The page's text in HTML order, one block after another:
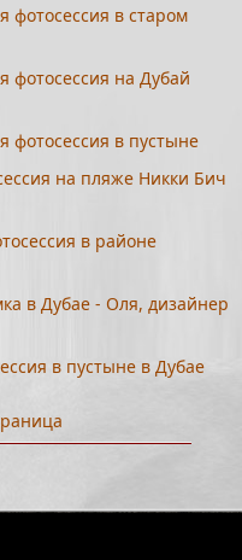
фотосессия в старом
фотосессия на Дубай
фотосессия в пустыне
на пляже Никки Бич
в районе
в Дубае - Оля, дизайнер
в пустыне в Дубае